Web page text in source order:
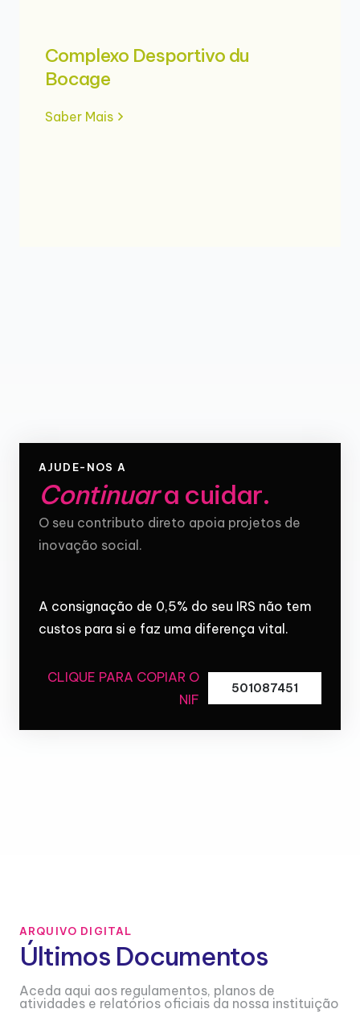
Complexo Desportivo du
Bocage
Saber Mais
AJUDE-NOS A
Continuara cuidar.
O seu contributo direto apoia projetos de
inovação social.
A consignação de 0,5% do seu IRS não tem
custos para si e faz uma diferença vital.
CLIQUE PARA COPIAR O
NIF
501087451
ARQUIVO DIGITAL
Últimos Documentos
Aceda aqui aos regulamentos, planos de
atividades e relatórios oficiais da nossa instituição